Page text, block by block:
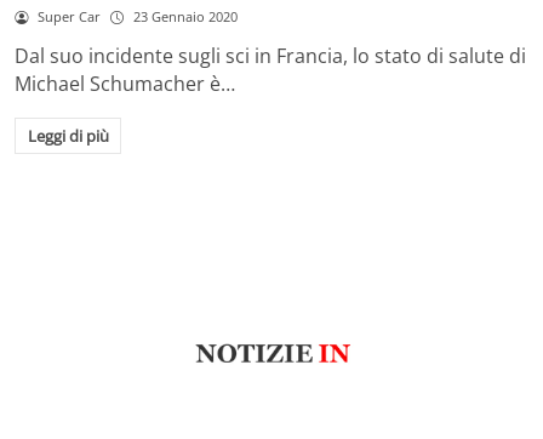
Super Car 23 Gennaio 2020
Dal suo incidente sugli sci in Francia, lo stato di salute di
Michael Schumacher è…
Leggi di più